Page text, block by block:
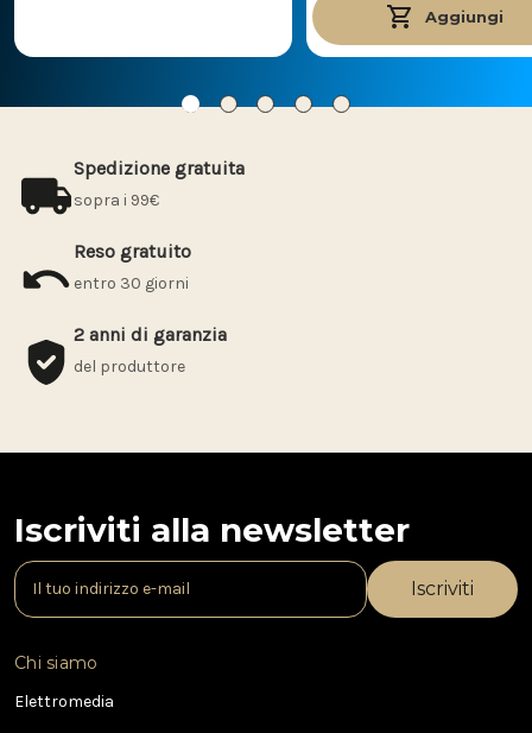
Aggiungi
Spedizione gratuita
sopra i 99€
Reso gratuito
entro 30 giorni
2 anni di garanzia
del produttore
Iscriviti alla newsletter
I
n
r
i
Chi siamo
Elettromedia